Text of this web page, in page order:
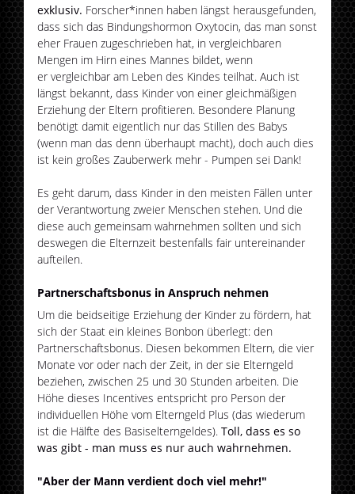
exklusiv. Forscher*innen haben längst herausgefunden,
dass sich das Bindungshormon Oxytocin, das man sonst
eher Frauen zugeschrieben hat, in vergleichbaren
Mengen im Hirn eines Mannes bildet, wenn
er vergleichbar am Leben des Kindes teilhat. Auch ist
längst bekannt, dass Kinder von einer gleichmäßigen
Erziehung der Eltern profitieren. Besondere Planung
benötigt damit eigentlich nur das Stillen des Babys
(wenn man das denn überhaupt macht), doch auch dies
ist kein großes Zauberwerk mehr - Pumpen sei Dank!
Es geht darum, dass Kinder in den meisten Fällen unter
der Verantwortung zweier Menschen stehen. Und die
diese auch gemeinsam wahrnehmen sollten und sich
deswegen die Elternzeit bestenfalls fair untereinander
aufteilen.
Partnerschaftsbonus in Anspruch nehmen
Um die beidseitige Erziehung der Kinder zu fördern, hat
sich der Staat ein kleines Bonbon überlegt: den
Partnerschaftsbonus. Diesen bekommen Eltern, die vier
Monate vor oder nach der Zeit, in der sie Elterngeld
beziehen, zwischen 25 und 30 Stunden arbeiten. Die
Höhe dieses Incentives entspricht pro Person der
individuellen Höhe vom Elterngeld Plus (das wiederum
ist die Hälfte des Basiselterngeldes).Toll, dass es so
was gibt - man muss es nur auch wahrnehmen.
"Aber der Mann verdient doch viel mehr!"